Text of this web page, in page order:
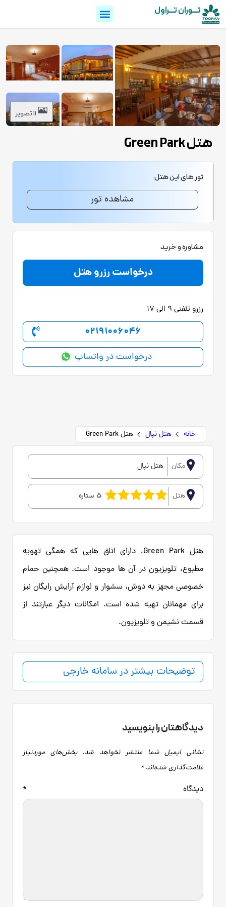
تـــوران تـــراول
11 تصویر
هتل Green Park
خانه هتل نپال هتل Green Park
مکان هتل نپال
هتل 5 ستاره
هتل Green Park، دارای اتاق هایی که همگی تهویه
مطبوع، تلویزیون در آن ها موجود است. همچنین حمام
خصوصی مجهز به دوش، سشوار و لوازم آرایش رایگان نیز
برای مهمانان تهیه شده است. امکانات دیگر عبارتند از
قسمت نشیمن و تلویزیون.
توضیحات بیشتر در سامانه خارجی
دیدگاهتان را بنویسید
نشانی ایمیل شما منتشر نخواهد شد. بخش‌های موردنیاز
علامت‌گذاری شده‌اند*
دیدگاه *
تور های این هتل
مشاهده تور
مشاوره و خرید
درخواست رزرو هتل
رزرو تلفنی 9 الی 17
02191006046
درخواست در واتساپ